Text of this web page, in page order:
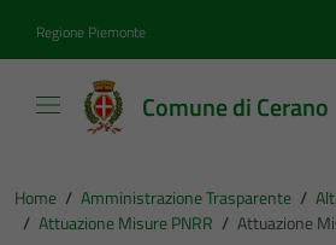
Regione Piemonte
Comune di Cerano
Home / Amministrazione Trasparente /
/ Attuazione Misure PNRR / Attuazione